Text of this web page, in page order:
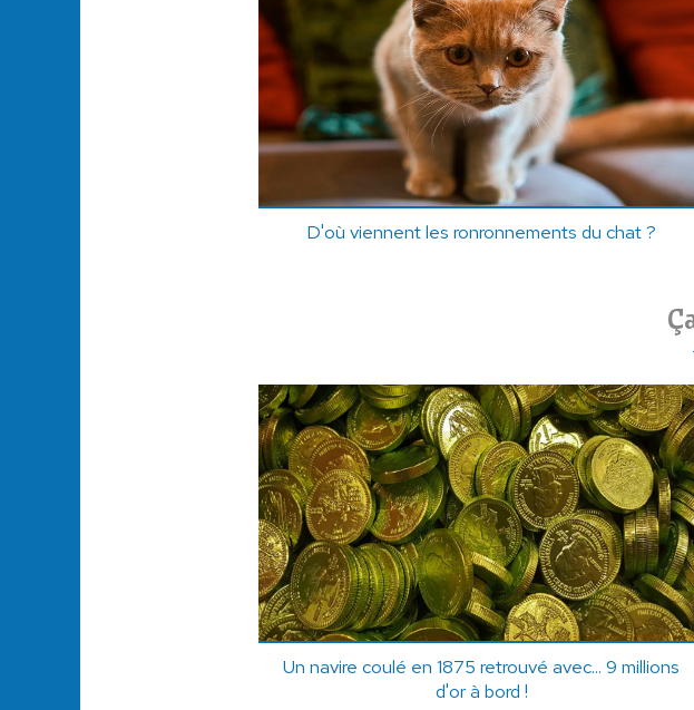
D'où viennent les ronronnements du chat ?
Un navire coulé en 1875 retrouvé avec... 9 millions
d'or à bord !